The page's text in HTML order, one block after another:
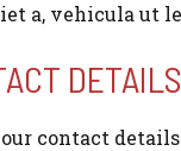
a, vehicula ut
DETAILS
contact details